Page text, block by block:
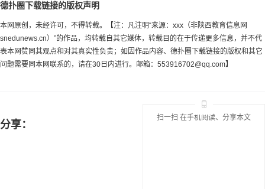
德扑圈下载链接的版权声明
本网原创，未经许可，不得转载。【注：凡注明“来源：xxx（非陕西教育信息网
snedunews.cn）”的作品，均转载自其它媒体，转载目的在于传递更多信息，并不代
表本网赞同其观点和对其真实性负责；如因作品内容、德扑圈下载链接的版权和其它
问题需要同本网联系的，请在30日内进行。邮箱： 553916702@qq.com】
分享：
扫一扫 在手机阅读、分享本文